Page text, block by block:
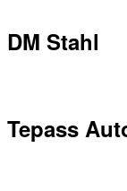
DM Stahl
Tepass